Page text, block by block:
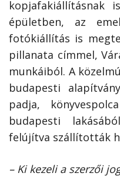
épületben, az
fotókiállítás is
pillanata címmel,
munkáiból. A
budapesti
padja,
budapesti
felújítva szállították
– Ki kezeli a szerzői